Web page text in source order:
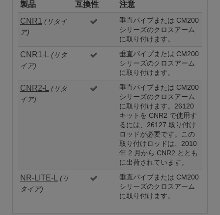
製品 互換性
注意
CNR1 (リタイ
ア)
垂直パイプまたは CM200
シリーズのクロスアーム
に取り付けます。
CNR1-L
(リタ
イア)
垂直パイプまたは CM200
シリーズのクロスアーム
に取り付けます。
CNR2-L
(リタ
イア)
垂直パイプまたは CM200
シリーズのクロスアーム
に取り付けます。26120
キットを CNR2 で使用す
るには、26127 取り付け
ロッドが必要です。この
取り付けロッドは、2010
年 2 月から CNR2 ととも
に出荷されています。
NR-LITE-L
(リ
タイア)
垂直パイプまたは CM200
シリーズのクロスアーム
に取り付けます。